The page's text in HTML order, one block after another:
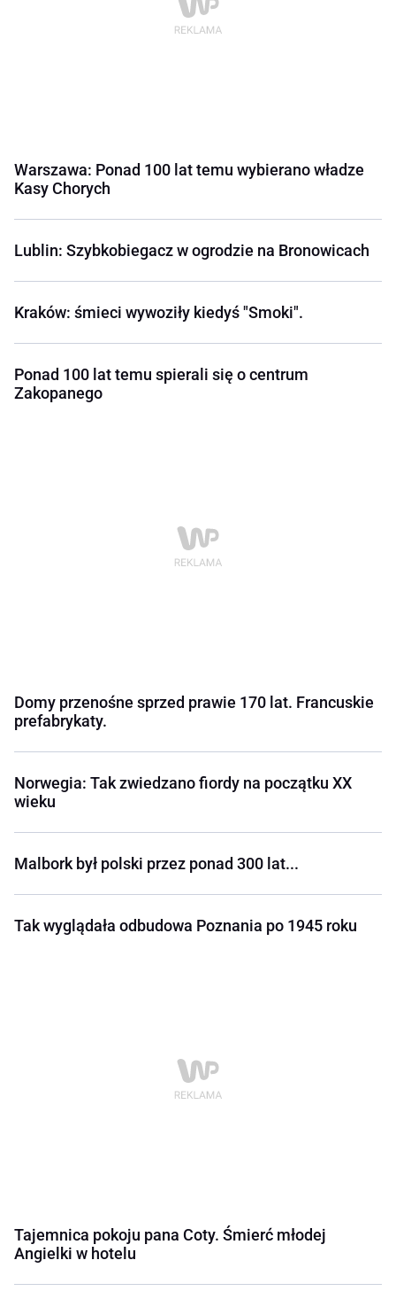
Warszawa: Ponad 100 lat temu wybierano władze
Kasy Chorych
Lublin: Szybkobiegacz w ogrodzie na Bronowicach
Kraków: śmieci wywoziły kiedyś "Smoki".
Ponad 100 lat temu spierali się o centrum
Zakopanego
Domy przenośne sprzed prawie 170 lat. Francuskie
prefabrykaty.
Norwegia: Tak zwiedzano fiordy na początku XX
wieku
Malbork był polski przez ponad 300 lat...
Tak wyglądała odbudowa Poznania po 1945 roku
Tajemnica pokoju pana Coty. Śmierć młodej
Angielki w hotelu